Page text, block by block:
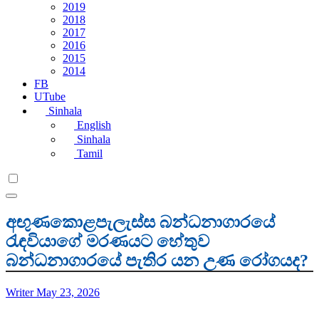
2019
2018
2017
2016
2015
2014
FB
UTube
Sinhala
English
Sinhala
Tamil
අඟුණකොළපැලැස්ස බන්ධනාගාරයේ
රැඳවියාගේ මරණයට හේතුව
බන්ධනාගාරයේ පැතිර යන උණ රෝගයද?
Writer May 23, 2026